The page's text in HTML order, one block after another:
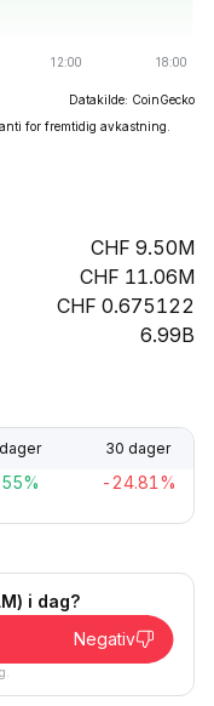
Datakilde: CoinGecko
for fremtidig avkastning.
9.50M
11.06M
0.675122
6.99B
30 dager
-24.81%
i dag?
Negativ